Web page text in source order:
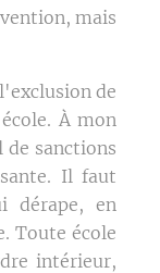
mais
de
À mon
sanctions
Il faut
dérape, en
Toute école
intérieur,